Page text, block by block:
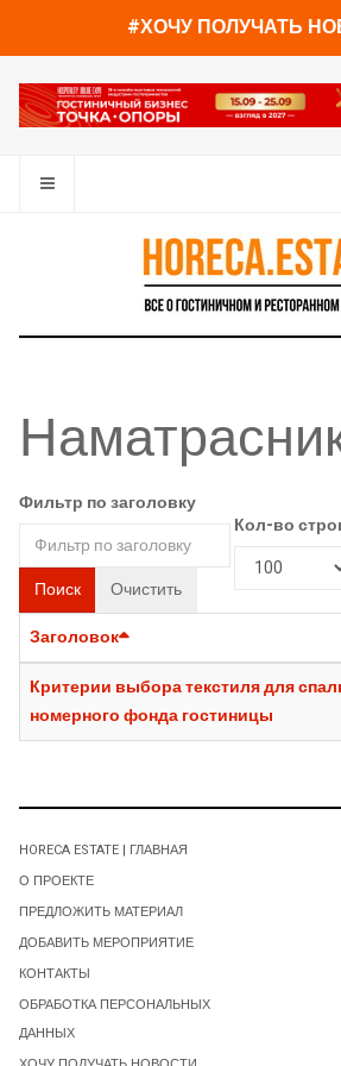
#ХОЧУ ПОЛУЧАТЬ
Фильтр по заголовку
Поиск Очистить
Кол-во
Заголовок
Критерии выбора текстиля для
номерного фонда гостиницы
HORECA ESTATE | ГЛАВНАЯ
О ПРОЕКТЕ
ПРЕДЛОЖИТЬ МАТЕРИАЛ
ДОБАВИТЬ МЕРОПРИЯТИЕ
КОНТАКТЫ
ОБРАБОТКА ПЕРСОНАЛЬНЫХ
ДАННЫХ